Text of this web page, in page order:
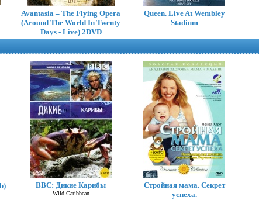
Avantasia – The Flying Opera
(Around The World In Twenty
Days - Live) 2DVD
Queen. Live At Wembley
Stadium
What If... 4 DVDBBC: Дикие Карибы
Wild Caribbean
Стройная мама. Секрет
успеха.